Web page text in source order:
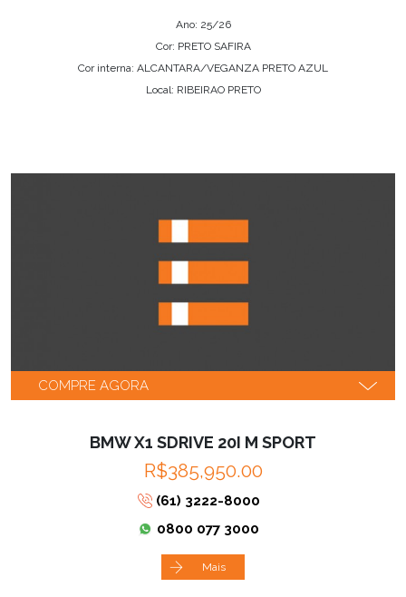
Ano: 25/26
Cor: PRETO SAFIRA
Cor interna: ALCANTARA/VEGANZA PRETO AZUL
Local: RIBEIRAO PRETO
COMPRE AGORA
BMW X1 SDRIVE 20I M SPORT
R$385,950.00
(61) 3222-8000
0800 077 3000
Mais